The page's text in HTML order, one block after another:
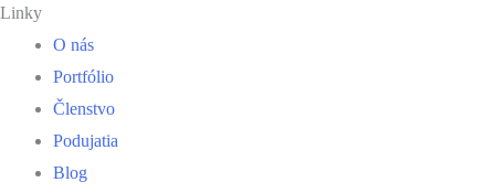
Linky
O nás
Portfólio
Členstvo
Podujatia
Blog